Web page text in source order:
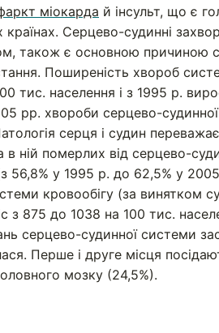
міокарда й інсульт, що є
країнах. Серцево-судинні
також є основною причиною
Поширеність хвороб
тис. населення і з 1995 р.
pp. хвороби серцево-
серця і судин переважає
в ній померлих від серцево-
56,8% у 1995 р. до 62,5% у
кровообігу (за винятком
з 875 до 1038 на 100 тис.
серцево-судинної системи
Перше і друге місця
мозку (24,5%).